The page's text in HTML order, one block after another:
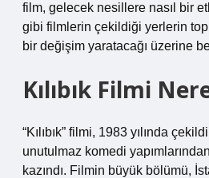
film, gelecek nesillere nasıl bir
gibi filmlerin çekildiği yerlerin
bir değişim yaratacağı üzerine
Kılıbık Filmi
“Kılıbık” filmi, 1983 yılında
unutulmaz komedi
kazındı. Filmin büyük bölümü,